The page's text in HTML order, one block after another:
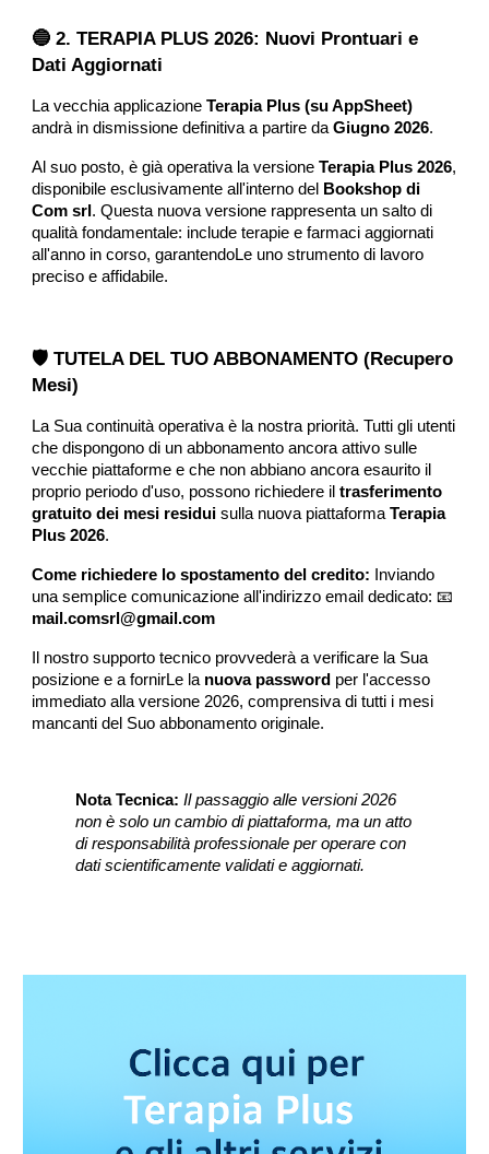
🔵 2. TERAPIA PLUS 2026: Nuovi Prontuari e
Dati Aggiornati
La vecchia applicazioneTerapia Plus (su AppSheet)
andrà in dismissione definitiva a partire daGiugno 2026.
Al suo posto, è già operativa la versioneTerapia Plus 2026,
disponibile esclusivamente all'interno del
Bookshop di
Com srl . Questa nuova versione rappresenta un salto di
qualità fondamentale: include terapie e farmaci aggiornati
all'anno in corso, garantendoLe uno strumento di lavoro
preciso e affidabile.
🛡️ TUTELA DEL TUO ABBONAMENTO (Recupero
Mesi)
La Sua continuità operativa è la nostra priorità. Tutti gli utenti
che dispongono di un abbonamento ancora attivo sulle
vecchie piattaforme e che non abbiano ancora esaurito il
proprio periodo d'uso, possono richiedere iltrasferimento
gratuito dei mesi residui sulla nuova piattaformaTerapia
Plus 2026.
Come richiedere lo spostamento del credito: Inviando
una semplice comunicazione all'indirizzo email dedicato: 📧
mail.comsrl@gmail.com
Il nostro supporto tecnico provvederà a verificare la Sua
posizione e a fornirLe la nuova password per l'accesso
immediato alla versione 2026, comprensiva di tutti i mesi
mancanti del Suo abbonamento originale.
Nota Tecnica: Il passaggio alle versioni 2026
non è solo un cambio di piattaforma, ma un atto
di responsabilità professionale per operare con
dati scientificamente validati e aggiornati.